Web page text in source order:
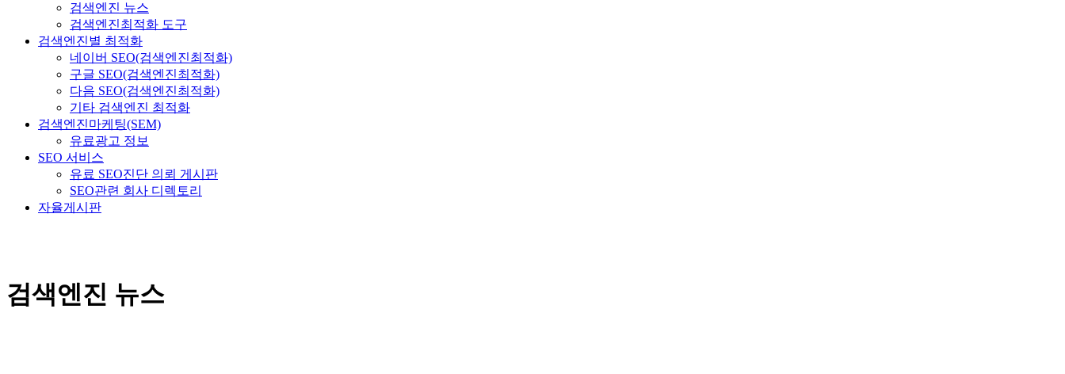
검색엔진 뉴스
검색엔진최적화 도구
검색엔진별 최적화
네이버 SEO(검색엔진최적화)
구글 SEO(검색엔진최적화)
다음 SEO(검색엔진최적화)
기타 검색엔진 최적화
검색엔진마케팅(SEM)
유료광고 정보
SEO 서비스
유료 SEO진단 의뢰 게시판
SEO관련 회사 디렉토리
자율게시판
검색엔진 뉴스